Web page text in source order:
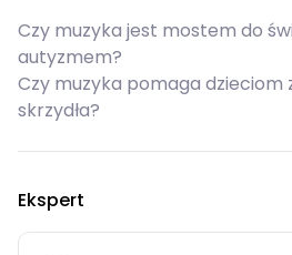
[LIVE Z KLASĄ] Anna
majowe z AI: pomysły
Czy muzyka jest mostem do
autyzmem?
Czy muzyka pomaga
skrzydła?
Ekspert